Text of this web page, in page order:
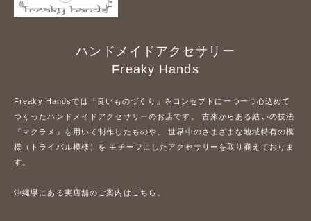
ハンドメイドアクセサリー
Freaky Hands
Freaky Handsでは「良いものづくり」をコンセプトに一つ一つ心込めて
つくったハンドメイドアクセサリーのお店です。 古来からある結いの技法
『マクラメ』を用いて制作したものや、 世界中のさまざまな地域特有の模
様（トライバル模様）を モチーフにしたアクセサリーを取り揃えておりま
す。
沖縄県にある実店舗のご案内はこちら。